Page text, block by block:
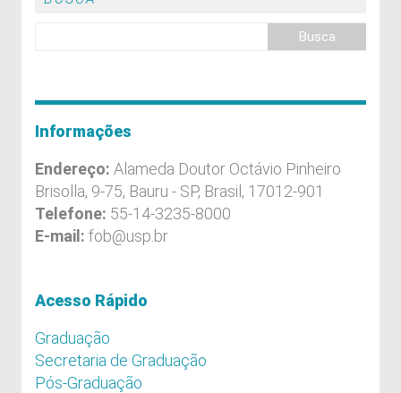
Informações
Endereço: Alameda Doutor Octávio Pinheiro
Brisolla, 9-75, Bauru - SP, Brasil, 17012-901
Telefone: 55-14-3235-8000
E-mail: fob@usp.br
Acesso Rápido
Graduação
Secretaria de Graduação
Pós-Graduação